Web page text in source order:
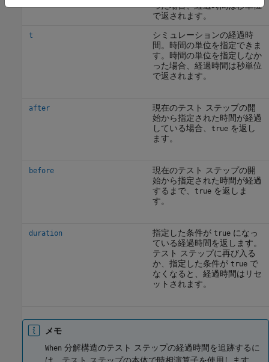
った場合、経過時間は秒単位
で返されます。
t
シミュレーションの経過時
間。時間の単位を指定できま
す。時間の単位を指定しなか
った場合、経過時間は秒単位
で返されます。
after
現在のテスト ステップの開
始から指定された時間が経過
している場合、
trueを返し
ます。
before
現在のテスト ステップの開
始から指定された時間が経過
するまで、
trueを返しま
す。
duration 指定した条件が trueになっ
ている経過時間を返します。
テスト ステップに再び入る
か、指定した条件が trueで
なくなると、経過時間はリセ
ットされます。
メモ
When 分解構造のテスト ステップの経過時間を追跡するに